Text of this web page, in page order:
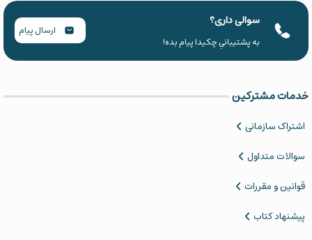
سوالی داری؟
به پشتیبانیِ چکیدا پیام بده!
ارسال پیام
خدمات مشترکین
اشتراک سازمانی
سوالات متداول
قوانین و مقررات
پیشنهاد کتاب